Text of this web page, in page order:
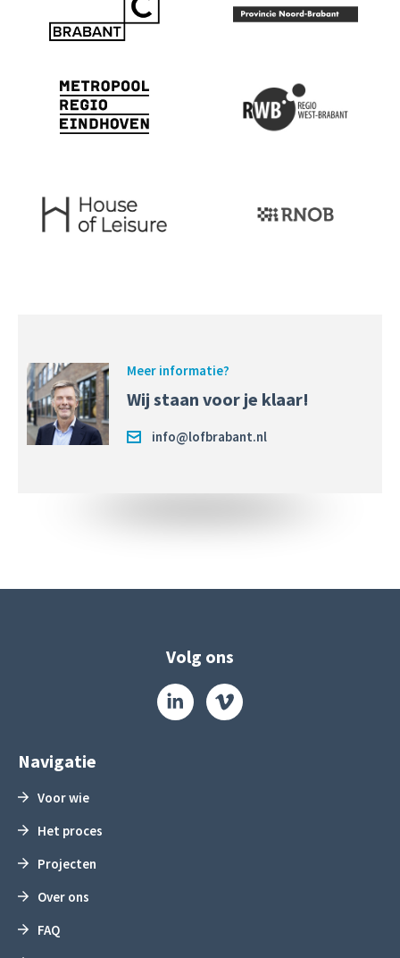
Meer informatie?
Wij staan voor je klaar!
info@lofbrabant.nl
Volg ons
Navigatie
Voor wie
Het proces
Projecten
Over ons
FAQ